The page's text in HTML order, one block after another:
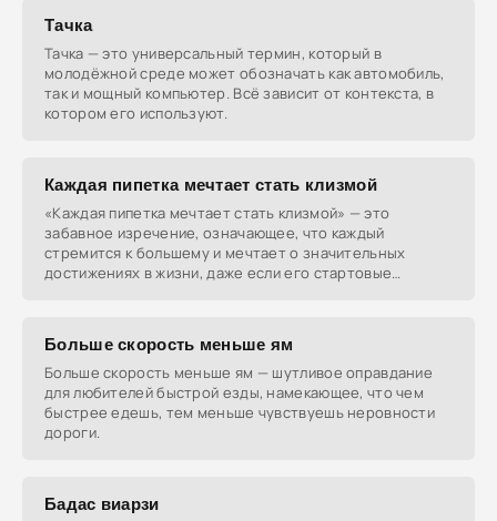
Тачка
Тачка — это универсальный термин, который в
молодёжной среде может обозначать как автомобиль,
так и мощный компьютер. Всё зависит от контекста, в
котором его используют.
Каждая пипетка мечтает стать клизмой
«Каждая пипетка мечтает стать клизмой» — это
забавное изречение, означающее, что каждый
стремится к большему и мечтает о значительных
достижениях в жизни, даже если его стартовые
Больше скорость меньше ям
Больше скорость меньше ям — шутливое оправдание
для любителей быстрой езды, намекающее, что чем
быстрее едешь, тем меньше чувствуешь неровности
дороги.
Бадас виарзи